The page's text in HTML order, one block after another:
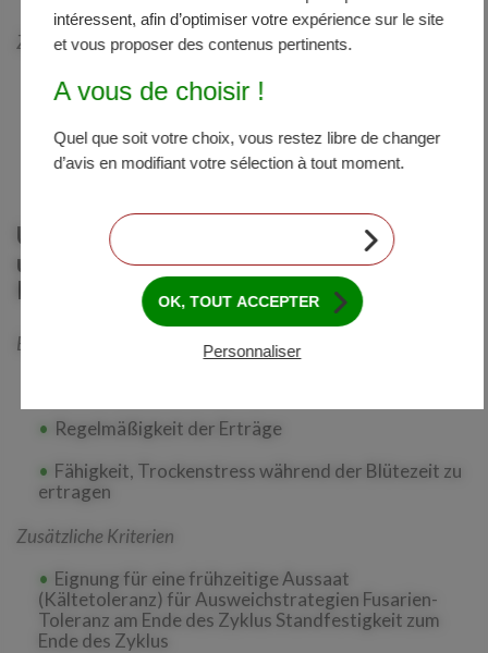
Zusätzliche Kriterien
Eignung Bestandsdichte sowie Standfestigkeit der
Stängel
Eignung frühzeitige Ernte bei Abreife („dry down“)
Unter schwierigen Bedingungen oder
unter Trockenstress angebauter
Körnermais
Entscheidende Kriterien
Regelmäßigkeit der Erträge
Fähigkeit, Trockenstress während der Blütezeit zu
ertragen
Zusätzliche Kriterien
Eignung für eine frühzeitige Aussaat
(Kältetoleranz) für Ausweichstrategien Fusarien-
Toleranz am Ende des Zyklus Standfestigkeit zum
Ende des Zyklus
intéressent, afin d’optimiser votre expérience sur le site
et vous proposer des contenus pertinents.
A vous de choisir !
Quel que soit votre choix, vous restez libre de changer
d’avis en modifiant votre sélection à tout moment.
OK, TOUT ACCEPTER
Personnaliser